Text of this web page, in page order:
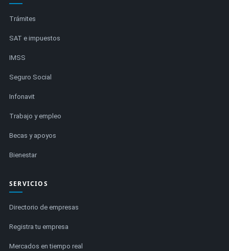
Trámites
SAT e impuestos
IMSS
Seguro Social
Infonavit
Trabajo y empleo
Becas y apoyos
Bienestar
SERVICIOS
Directorio de empresas
Registra tu empresa
Mercados en tiempo real